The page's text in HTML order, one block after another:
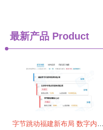
最新产品 Product